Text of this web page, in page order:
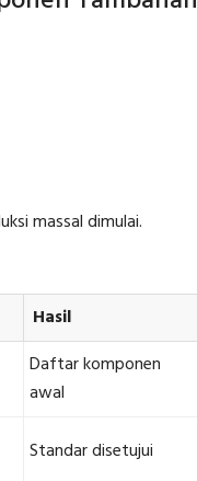
massal dimulai.
Hasil
Daftar komponen
awal
Standar disetujui